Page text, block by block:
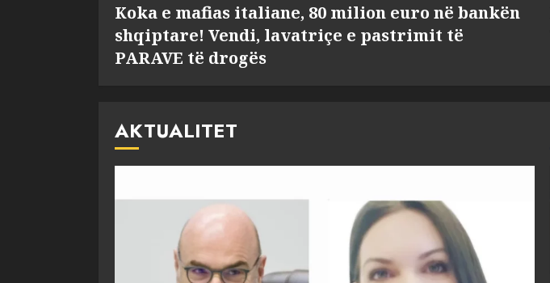
Koka e mafias italiane, 80 milion euro në bankën
shqiptare! Vendi, lavatriçe e pastrimit të
PARAVE të drogës
AKTUALITET